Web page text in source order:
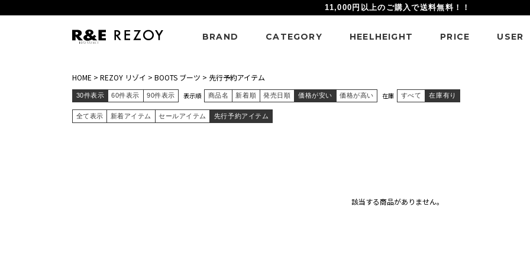
11,000円以上のご購入で送料無料！！
BRAND CATEGORY HEELHEIGHT PRICE USER
HOME > REZOY リゾイ > BOOTS ブーツ > 先行予約アイテム
30件表示 60件表示 90件表示 表示順 商品名 新着順 発売日順 価格が安い 価格が高い 在庫 すべて 在庫有り
全て表示 新着アイテム セールアイテム 先行予約アイテム
該当する商品がありません。